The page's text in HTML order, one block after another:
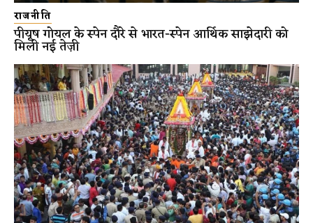
राजनीति
पीयूष गोयल के स्पेन दौरे से भारत-स्पेन आर्थिक साझेदारी को
मिली नई तेज़ी